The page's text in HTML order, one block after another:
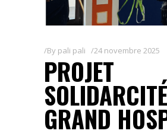
By pali pali 24 novembre 2025
PROJET
GRAND